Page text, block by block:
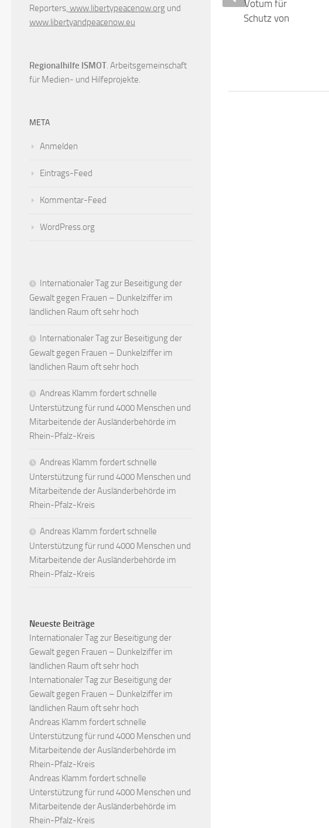
Rauchfrei: Ein klares Votum für
Gesundheit und den Schutz von
Reporters, www.libertypeacenow.org und
www.libertyandpeacenow.eu
Regionalhilfe ISMOT . Arbeitsgemeinschaft
für Medien- und Hilfeprojekte.
META
Anmelden
Eintrags-Feed
Kommentar-Feed
WordPress.org
Internationaler Tag zur Beseitigung der
Gewalt gegen Frauen – Dunkelziffer im
ländlichen Raum oft sehr hoch
Internationaler Tag zur Beseitigung der
Gewalt gegen Frauen – Dunkelziffer im
ländlichen Raum oft sehr hoch
Andreas Klamm fordert schnelle
Unterstützung für rund 4000 Menschen und
Mitarbeitende der Ausländerbehörde im
Rhein-Pfalz-Kreis
Andreas Klamm fordert schnelle
Unterstützung für rund 4000 Menschen und
Mitarbeitende der Ausländerbehörde im
Rhein-Pfalz-Kreis
Andreas Klamm fordert schnelle
Unterstützung für rund 4000 Menschen und
Mitarbeitende der Ausländerbehörde im
Rhein-Pfalz-Kreis
Neueste Beiträge
Internationaler Tag zur Beseitigung der
Gewalt gegen Frauen – Dunkelziffer im
ländlichen Raum oft sehr hoch
Internationaler Tag zur Beseitigung der
Gewalt gegen Frauen – Dunkelziffer im
ländlichen Raum oft sehr hoch
Andreas Klamm fordert schnelle
Unterstützung für rund 4000 Menschen und
Mitarbeitende der Ausländerbehörde im
Rhein-Pfalz-Kreis
Andreas Klamm fordert schnelle
Unterstützung für rund 4000 Menschen und
Mitarbeitende der Ausländerbehörde im
Rhein-Pfalz-Kreis